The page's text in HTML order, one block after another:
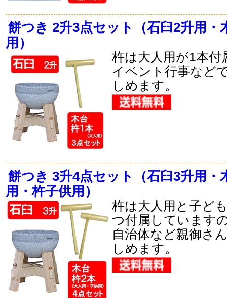
餅つき 2升3点セット（石臼2升用・
用）
杵は大人用が1本付
イベント行事など
しめます。
餅つき 3升4点セット（石臼3升用・
用・杵子供用）
杵は大人用と子ど
つ付属しています
自治体など親御さ
しめます。